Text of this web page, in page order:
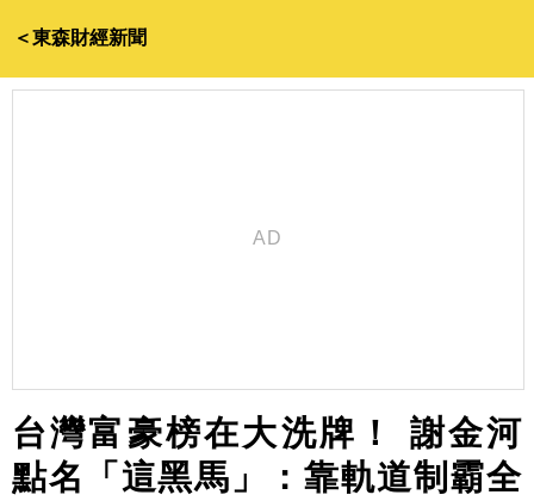
＜東森財經新聞
台灣富豪榜在大洗牌！ 謝金河
點名「這黑馬」：靠軌道制霸全